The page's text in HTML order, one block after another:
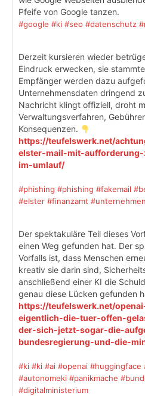
Pfeife von Google tanzen.
#google #ki #seo #datenschutz
Derzeit kursieren wieder
Eindruck erwecken, sie
Empfänger werden dazu
Unternehmensdaten dringend
Nachricht klingt offiziell, droht
Verwaltungsverfahren,
Konsequenzen.
https://teufelswerk.net/
elster-mail-mit-
im-umlauf/
#phishing #phishing #fakemail
#elster #finanzamt #unternehmen
Der spektakuläre Teil dieses
einen Weg gefunden hat. Der
Vorfalls ist, dass Menschen
kreativ sie darin sind,
anschließend einer KI die
genau diese Lücken gefunden
https://teufelswerk.net/
eigentlich-die-tuer-offen-
der-sich-jetzt-sogar-die-
bundesregierung-und-die-
#ki #ki #ai #openai #huggingface
#autonomeki #panikmache
#digitalministerium